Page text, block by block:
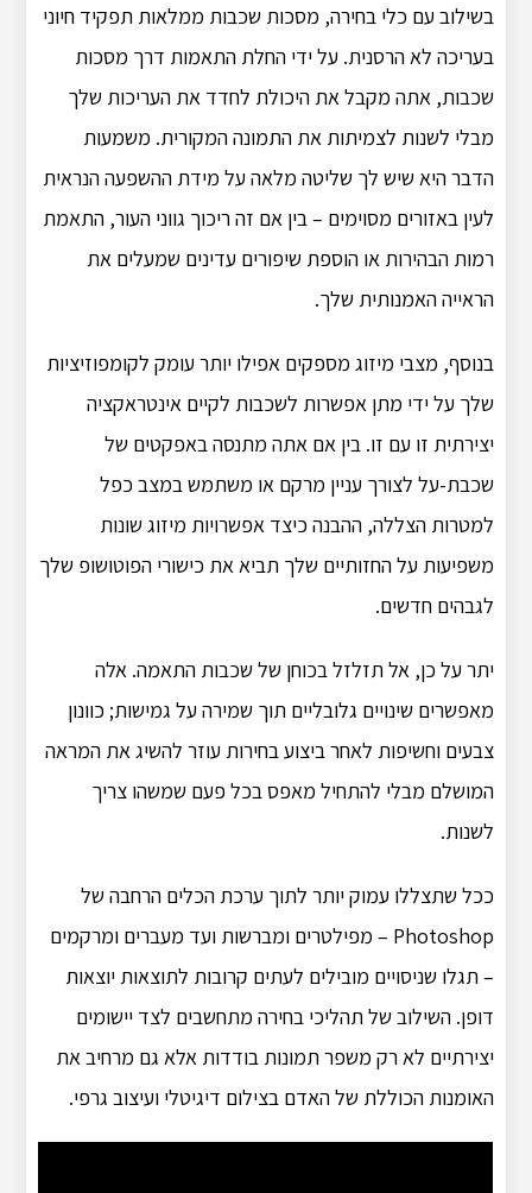
בשילוב עם כלי בחירה, מסכות שכבות ממלאות תפקיד חיוני
בעריכה לא הרסנית. על ידי החלת התאמות דרך מסכות
שכבות, אתה מקבל את היכולת לחדד את העריכות שלך
מבלי לשנות לצמיתות את התמונה המקורית. משמעות
הדבר היא שיש לך שליטה מלאה על מידת ההשפעה הנראית
לעין באזורים מסוימים – בין אם זה ריכוך גווני העור, התאמת
רמות הבהירות או הוספת שיפורים עדינים שמעלים את
הראייה האמנותית שלך.
בנוסף, מצבי מיזוג מספקים אפילו יותר עומק לקומפוזיציות
שלך על ידי מתן אפשרות לשכבות לקיים אינטראקציה
יצירתית זו עם זו. בין אם אתה מתנסה באפקטים של
שכבת-על לצורך עניין מרקם או משתמש במצב כפל
למטרות הצללה, ההבנה כיצד אפשרויות מיזוג שונות
משפיעות על החזותיים שלך תביא את כישורי הפוטושופ שלך
לגבהים חדשים.
יתר על כן, אל תזלזל בכוחן של שכבות התאמה. אלה
מאפשרים שינויים גלובליים תוך שמירה על גמישות; כוונון
צבעים וחשיפות לאחר ביצוע בחירות עוזר להשיג את המראה
המושלם מבלי להתחיל מאפס בכל פעם שמשהו צריך
לשנות.
ככל שתצללו עמוק יותר לתוך ערכת הכלים הרחבה של
Photoshop – מפילטרים ומברשות ועד מעברים ומרקמים
– תגלו שניסויים מובילים לעתים קרובות לתוצאות יוצאות
דופן. השילוב של תהליכי בחירה מתחשבים לצד יישומים
יצירתיים לא רק משפר תמונות בודדות אלא גם מרחיב את
האומנות הכוללת של האדם בצילום דיגיטלי ועיצוב גרפי.